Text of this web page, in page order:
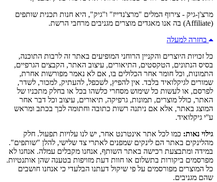
מרצ'ן-גיק - צירוף המלים "מרצ'נדייז" ו"גיק", היא חנות תכנית שותפים
(Affiliate) בה אנו מאגדים מוצרים מגניבים מרחבי הרשת.
בחזרה למעלה
כל זכויות היוצרים והקניין הרוחני המופיעים באתר זה לרבות התוכנה,
בסיס הנתונים, הטקסטים, התיאורים, עיצוב האתר, הקבצים הגרפיים,
התמונות, וכל חומר אחר הכלולים בו, אם לא נאמר מפורשות אחרת,
שמורים לגיקלואיד בלבד. אין להפיץ, לשכפל, להעתיק, למכור, לשדר,
לפרסם, או לעשות כל שימוש מסחרי כלשהו בכל או בחלק מתכניו של
האתר, כולל מוצרים, תמונות, גרפיקה, תיאורים, עיצוב וכל דבר אחר
המוצג באתר, אלא אם ניתנה רשות כתובה וחתומה לכך בכתב ומראש
ע''י גיקלואיד.
גילוי נאות: כמו לכל אתר אינטרנט אחר, יש לנו עלויות תפעול. חלק
מהלינקים באתר הם לינקים שמפנים לאתרי צד שלישי, להלן "שותפים".
במידה ומתבצעת רכישה באתר השותף, אנחנו מקבלים עמלה. אנחנו לא
מפרסמים ביקורות בתשלום או חוות דעת מזויפות בטענה שהן אותנטיות.
כל המוצרים מפורסמים על פי שיקול דעתנו הבלעדי כי אנחנו חושבים
שהם מגניבים.